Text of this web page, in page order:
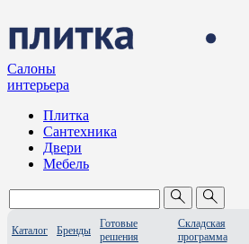
Салоны
интерьера
Плитка
Сантехника
Двери
Мебель
Каталог Бренды
Готовые
решения
Складская
программа